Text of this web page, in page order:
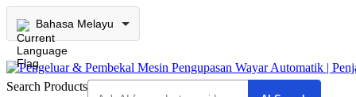
Bahasa Melayu
Search Products